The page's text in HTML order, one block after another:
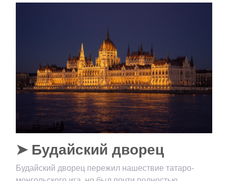
➤ Будайский дворец
Будайский дворец пережил нашествие татаро-